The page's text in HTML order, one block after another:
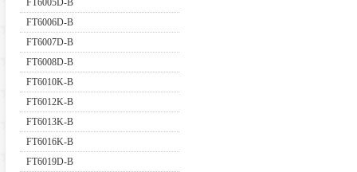
FT6005D-B
FT6006D-B
FT6007D-B
FT6008D-B
FT6010K-B
FT6012K-B
FT6013K-B
FT6016K-B
FT6019D-B